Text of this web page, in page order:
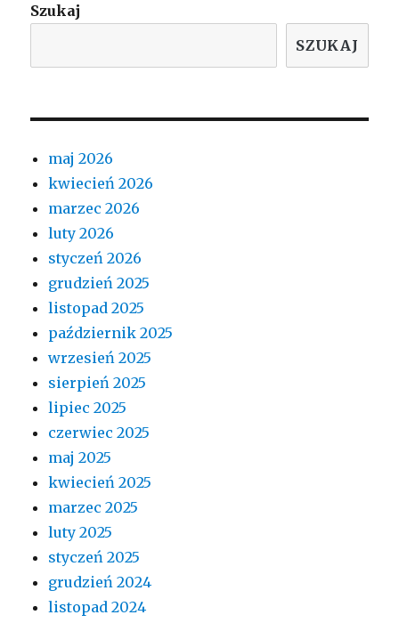
Szukaj
SZUKAJ
maj 2026
kwiecień 2026
marzec 2026
luty 2026
styczeń 2026
grudzień 2025
listopad 2025
październik 2025
wrzesień 2025
sierpień 2025
lipiec 2025
czerwiec 2025
maj 2025
kwiecień 2025
marzec 2025
luty 2025
styczeń 2025
grudzień 2024
listopad 2024